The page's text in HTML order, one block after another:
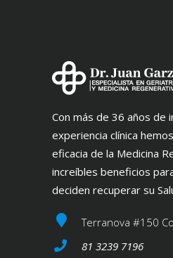
Con más de 36 años de
experiencia clínica
eficacia de la Medicina
increíbles beneficios
deciden recuperar su
Terranova #150
81 3239 7196